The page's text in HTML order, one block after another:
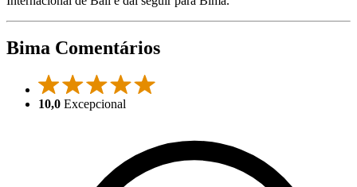
Bima Comentários
10,0 Excepcional